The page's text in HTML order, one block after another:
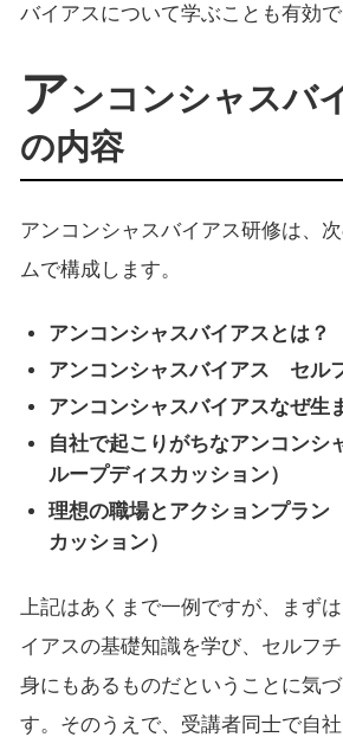
バイアスについて学ぶことも有効で
アンコンシャスバ
の内容
アンコンシャスバイアス研修は、
ムで構成します。
アンコンシャスバイアスとは？
アンコンシャスバイアス セル
アンコンシャスバイアスなぜ生
自社で起こりがちなアンコンシ
ループディスカッション）
理想の職場とアクションプラン
カッション）
上記はあくまで一例ですが、まず
イアスの基礎知識を学び、セルフ
身にもあるものだということに気
す。そのうえで、受講者同士で自